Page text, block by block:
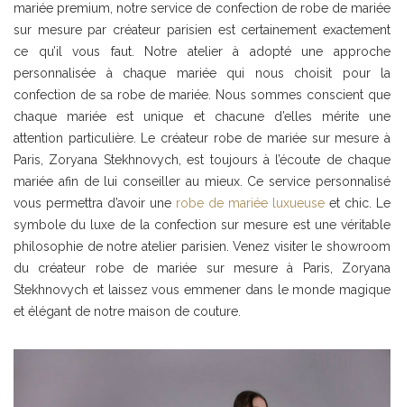
mariée premium, notre service de confection de robe de mariée
sur mesure par créateur parisien est certainement exactement
ce qu’il vous faut. Notre atelier à adopté une approche
personnalisée à chaque mariée qui nous choisit pour la
confection de sa robe de mariée. Nous sommes conscient que
chaque mariée est unique et chacune d’elles mérite une
attention particulière. Le créateur robe de mariée sur mesure à
Paris, Zoryana Stekhnovych, est toujours à l’écoute de chaque
mariée afin de lui conseiller au mieux. Ce service personnalisé
vous permettra d’avoir une robe de mariée luxueuse et chic. Le
symbole du luxe de la confection sur mesure est une véritable
philosophie de notre atelier parisien. Venez visiter le showroom
du créateur robe de mariée sur mesure à Paris, Zoryana
Stekhnovych et laissez vous emmener dans le monde magique
et élégant de notre maison de couture.